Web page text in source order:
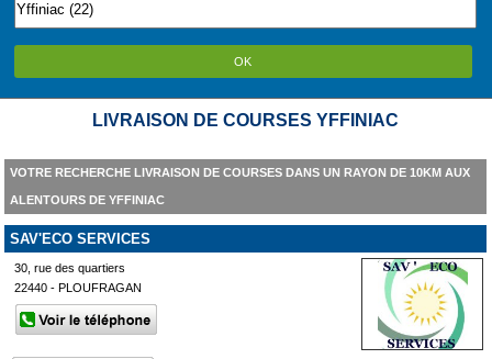
OK
LIVRAISON DE COURSES YFFINIAC
VOTRE RECHERCHE LIVRAISON DE COURSES DANS UN RAYON DE 10KM AUX
ALENTOURS DE YFFINIAC
SAV'ECO SERVICES
30, rue des quartiers
22440 - PLOUFRAGAN